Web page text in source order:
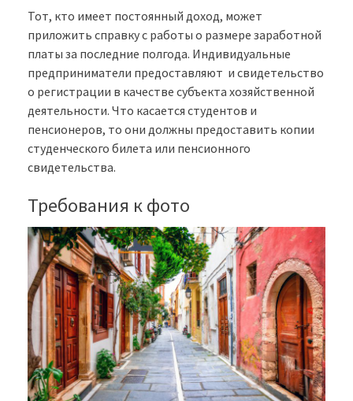
Тот, кто имеет постоянный доход, может
приложить справку с работы о размере заработной
платы за последние полгода. Индивидуальные
предприниматели предоставляют и свидетельство
о регистрации в качестве субъекта хозяйственной
деятельности. Что касается студентов и
пенсионеров, то они должны предоставить копии
студенческого билета или пенсионного
свидетельства.
Требования к фото